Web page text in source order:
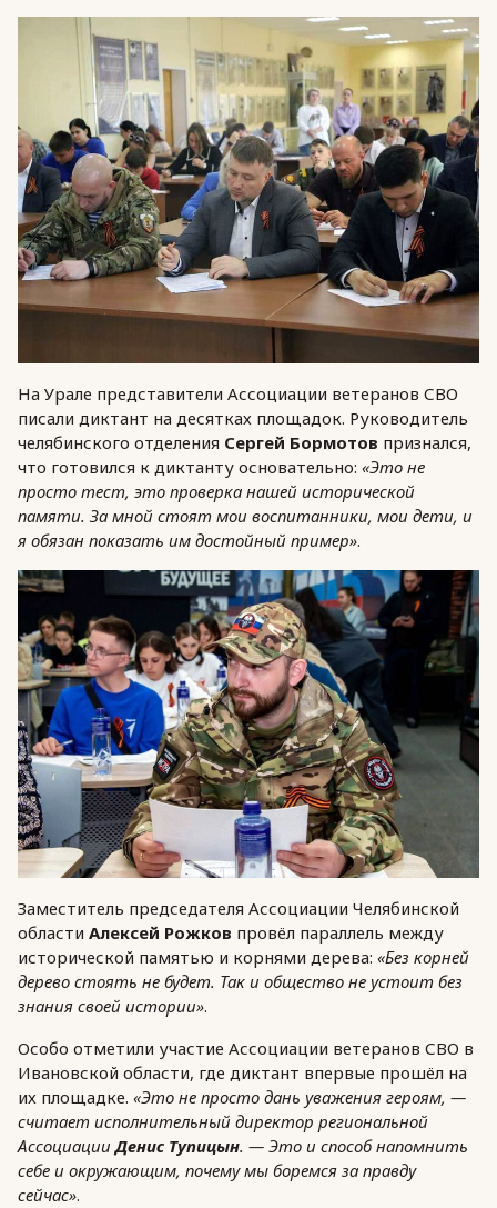
На Урале представители Ассоциации ветеранов СВО
писали диктант на десятках площадок. Руководитель
челябинского отделения Сергей Бормотов признался,
что готовился к диктанту основательно: «Это не
просто тест, это проверка нашей исторической
памяти. За мной стоят мои воспитанники, мои дети, и
я обязан показать им достойный пример».
Заместитель председателя Ассоциации Челябинской
области Алексей Рожков провёл параллель между
исторической памятью и корнями дерева: «Без корней
дерево стоять не будет. Так и общество не устоит без
знания своей истории».
Особо отметили участие Ассоциации ветеранов СВО в
Ивановской области, где диктант впервые прошёл на
их площадке. «Это не просто дань уважения героям, —
считает исполнительный директор региональной
АссоциацииДенис Тупицын. — Это и способ напомнить
себе и окружающим, почему мы боремся за правду
сейчас».